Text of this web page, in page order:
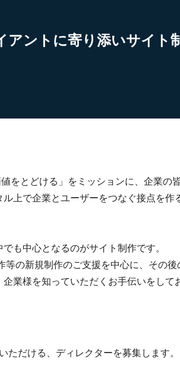
アントに寄り添いサイト
をとどける」をミッションに、企業の
上で企業とユーザーをつなぐ接点を作
も中心となるのがサイト制作です。
等の新規制作のご支援を中心に、その後
業様を知っていただくお手伝いをして
ただける、ディレクターを募集します。